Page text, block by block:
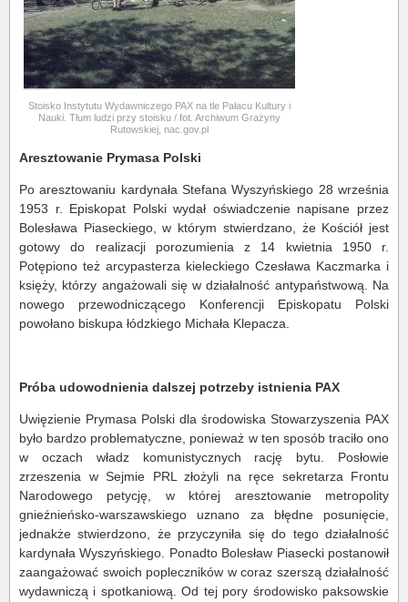
Stoisko Instytutu Wydawniczego PAX na tle Pałacu Kultury i
Nauki. Tłum ludzi przy stoisku / fot. Archiwum Grażyny
Rutowskiej, nac.gov.pl
Aresztowanie Prymasa Polski
Po aresztowaniu kardynała Stefana Wyszyńskiego 28 września
1953 r. Episkopat Polski wydał oświadczenie napisane przez
Bolesława Piaseckiego, w którym stwierdzano, że Kościół jest
gotowy do realizacji porozumienia z 14 kwietnia 1950 r.
Potępiono też arcypasterza kieleckiego Czesława Kaczmarka i
księży, którzy angażowali się w działalność antypaństwową. Na
nowego przewodniczącego Konferencji Episkopatu Polski
powołano biskupa łódzkiego Michała Klepacza.
Próba udowodnienia dalszej potrzeby istnienia PAX
Uwięzienie Prymasa Polski dla środowiska Stowarzyszenia PAX
było bardzo problematyczne, ponieważ w ten sposób traciło ono
w oczach władz komunistycznych rację bytu. Posłowie
zrzeszenia w Sejmie PRL złożyli na ręce sekretarza Frontu
Narodowego petycję, w której aresztowanie metropolity
gnieźnieńsko-warszawskiego uznano za błędne posunięcie,
jednakże stwierdzono, że przyczyniła się do tego działalność
kardynała Wyszyńskiego. Ponadto Bolesław Piasecki postanowił
zaangażować swoich popleczników w coraz szerszą działalność
wydawniczą i spotkaniową. Od tej pory środowisko paksowskie